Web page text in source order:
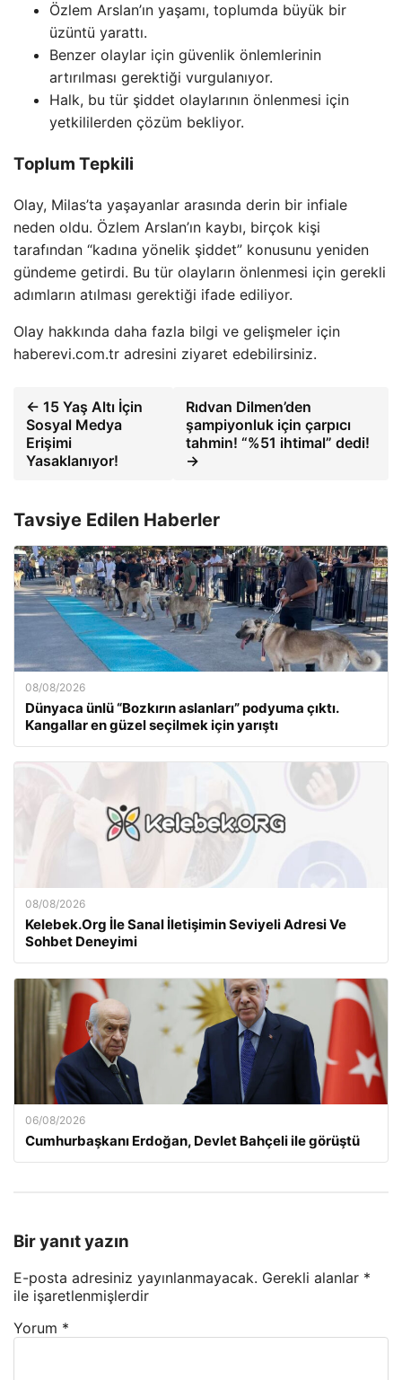
Özlem Arslan’ın yaşamı, toplumda büyük bir
üzüntü yarattı.
Benzer olaylar için güvenlik önlemlerinin
artırılması gerektiği vurgulanıyor.
Halk, bu tür şiddet olaylarının önlenmesi için
yetkililerden çözüm bekliyor.
Toplum Tepkili
Olay, Milas’ta yaşayanlar arasında derin bir infiale
neden oldu. Özlem Arslan’ın kaybı, birçok kişi
tarafından “kadına yönelik şiddet” konusunu yeniden
gündeme getirdi. Bu tür olayların önlenmesi için gerekli
adımların atılması gerektiği ifade ediliyor.
Olay hakkında daha fazla bilgi ve gelişmeler için
haberevi.com.tr adresini ziyaret edebilirsiniz.
← 15 Yaş Altı İçin
Sosyal Medya
Erişimi
Yasaklanıyor!
Rıdvan Dilmen’den
şampiyonluk için çarpıcı
tahmin! “%51 ihtimal” dedi!
→
Tavsiye Edilen Haberler
08/08/2026
Dünyaca ünlü “Bozkırın aslanları” podyuma çıktı.
Kangallar en güzel seçilmek için yarıştı
08/08/2026
Kelebek.Org İle Sanal İletişimin Seviyeli Adresi Ve
Sohbet Deneyimi
06/08/2026
Cumhurbaşkanı Erdoğan, Devlet Bahçeli ile görüştü
Bir yanıt yazın
E-posta adresiniz yayınlanmayacak. Gerekli alanlar *
ile işaretlenmişlerdir
Yorum *